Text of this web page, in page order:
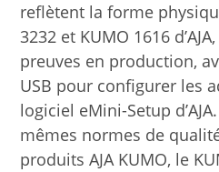
reflètent la forme
3232 et KUMO 1616
preuves en production,
USB pour configurer les
logiciel eMini-Setup
mêmes normes de
produits AJA KUMO, le